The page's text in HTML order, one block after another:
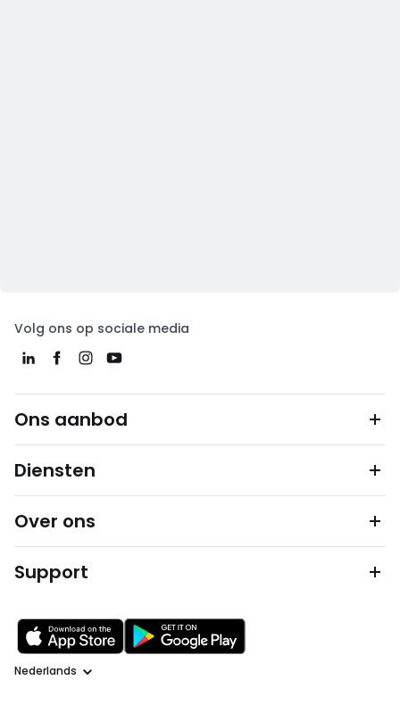
Volg ons op sociale media
Ons aanbod
Diensten
Over ons
Support
Taal